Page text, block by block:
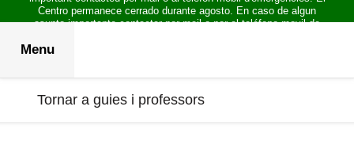
Centro permanece cerrado durante agosto. En caso de algun
asunto importante contactar por mail o por el teléfono movil de
Menu
Tornar a guies i professors